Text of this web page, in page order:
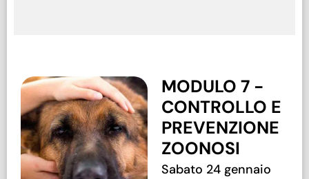
MODULO 7 -
CONTROLLO E
PREVENZIONE
ZOONOSI
Sabato 24 gennaio